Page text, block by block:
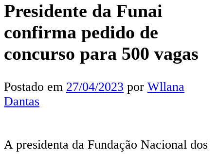
Presidente da Funai
confirma pedido de
concurso para 500 vagas
Postado em 27/04/2023 por Wllana
Dantas
A presidenta da Fundação Nacional dos